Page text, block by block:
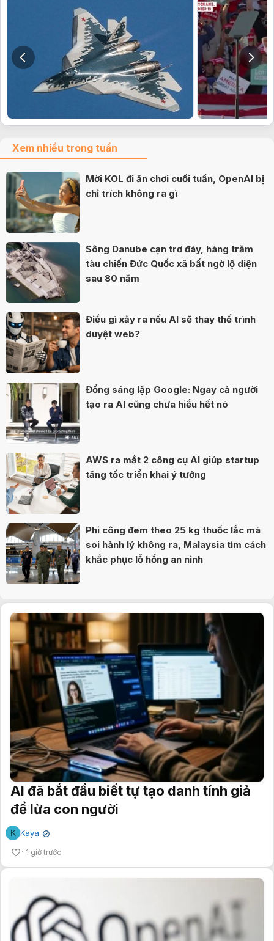
Xem nhiều trong tuần
Mời KOL đi ăn chơi cuối tuần, OpenAI bị
chỉ trích không ra gì
Sông Danube cạn trơ đáy, hàng trăm
tàu chiến Đức Quốc xã bất ngờ lộ diện
sau 80 năm
Điều gì xảy ra nếu AI sẽ thay thế trình
duyệt web?
Đồng sáng lập Google: Ngay cả người
tạo ra AI cũng chưa hiểu hết nó
AWS ra mắt 2 công cụ AI giúp startup
tăng tốc triển khai ý tưởng
Phi công đem theo 25 kg thuốc lắc mà
soi hành lý không ra, Malaysia tìm cách
khắc phục lỗ hổng an ninh
AI đã bắt đầu biết tự tạo danh tính giả
để lừa con người
K Kaya ✔
1 giờ trước